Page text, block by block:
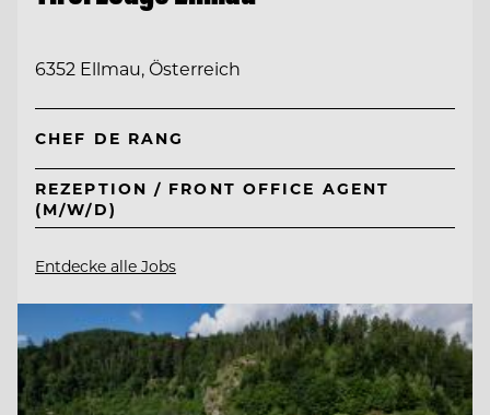
6352 Ellmau, Österreich
CHEF DE RANG
REZEPTION / FRONT OFFICE AGENT
(M/W/D)
Entdecke alle Jobs